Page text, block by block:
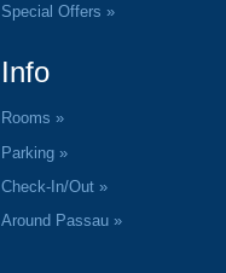
Special Offers »
Info
Rooms »
Parking »
Check-In/Out »
Around Passau »